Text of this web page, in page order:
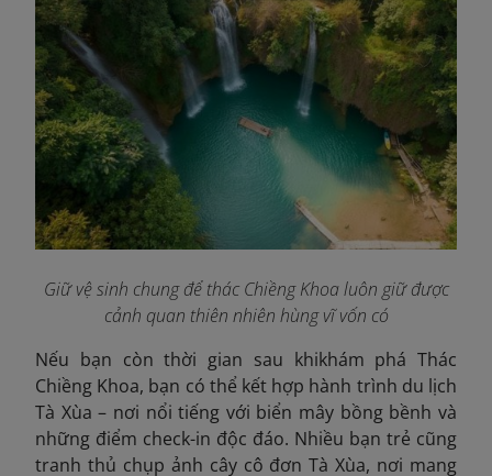
Giữ vệ sinh chung để thác Chiềng Khoa luôn giữ được
cảnh quan thiên nhiên hùng vĩ vốn có
Nếu bạn còn thời gian sau khikhám phá Thác
Chiềng Khoa, bạn có thể kết hợp hành trình du lịch
Tà Xùa – nơi nổi tiếng với biển mây bồng bềnh và
những điểm check-in độc đáo. Nhiều bạn trẻ cũng
tranh thủ chụp ảnh cây cô đơn Tà Xùa, nơi mang